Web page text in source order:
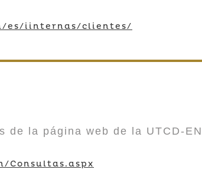
es/iinternas/clientes/
de la página web de la UTCD-
Consultas.aspx